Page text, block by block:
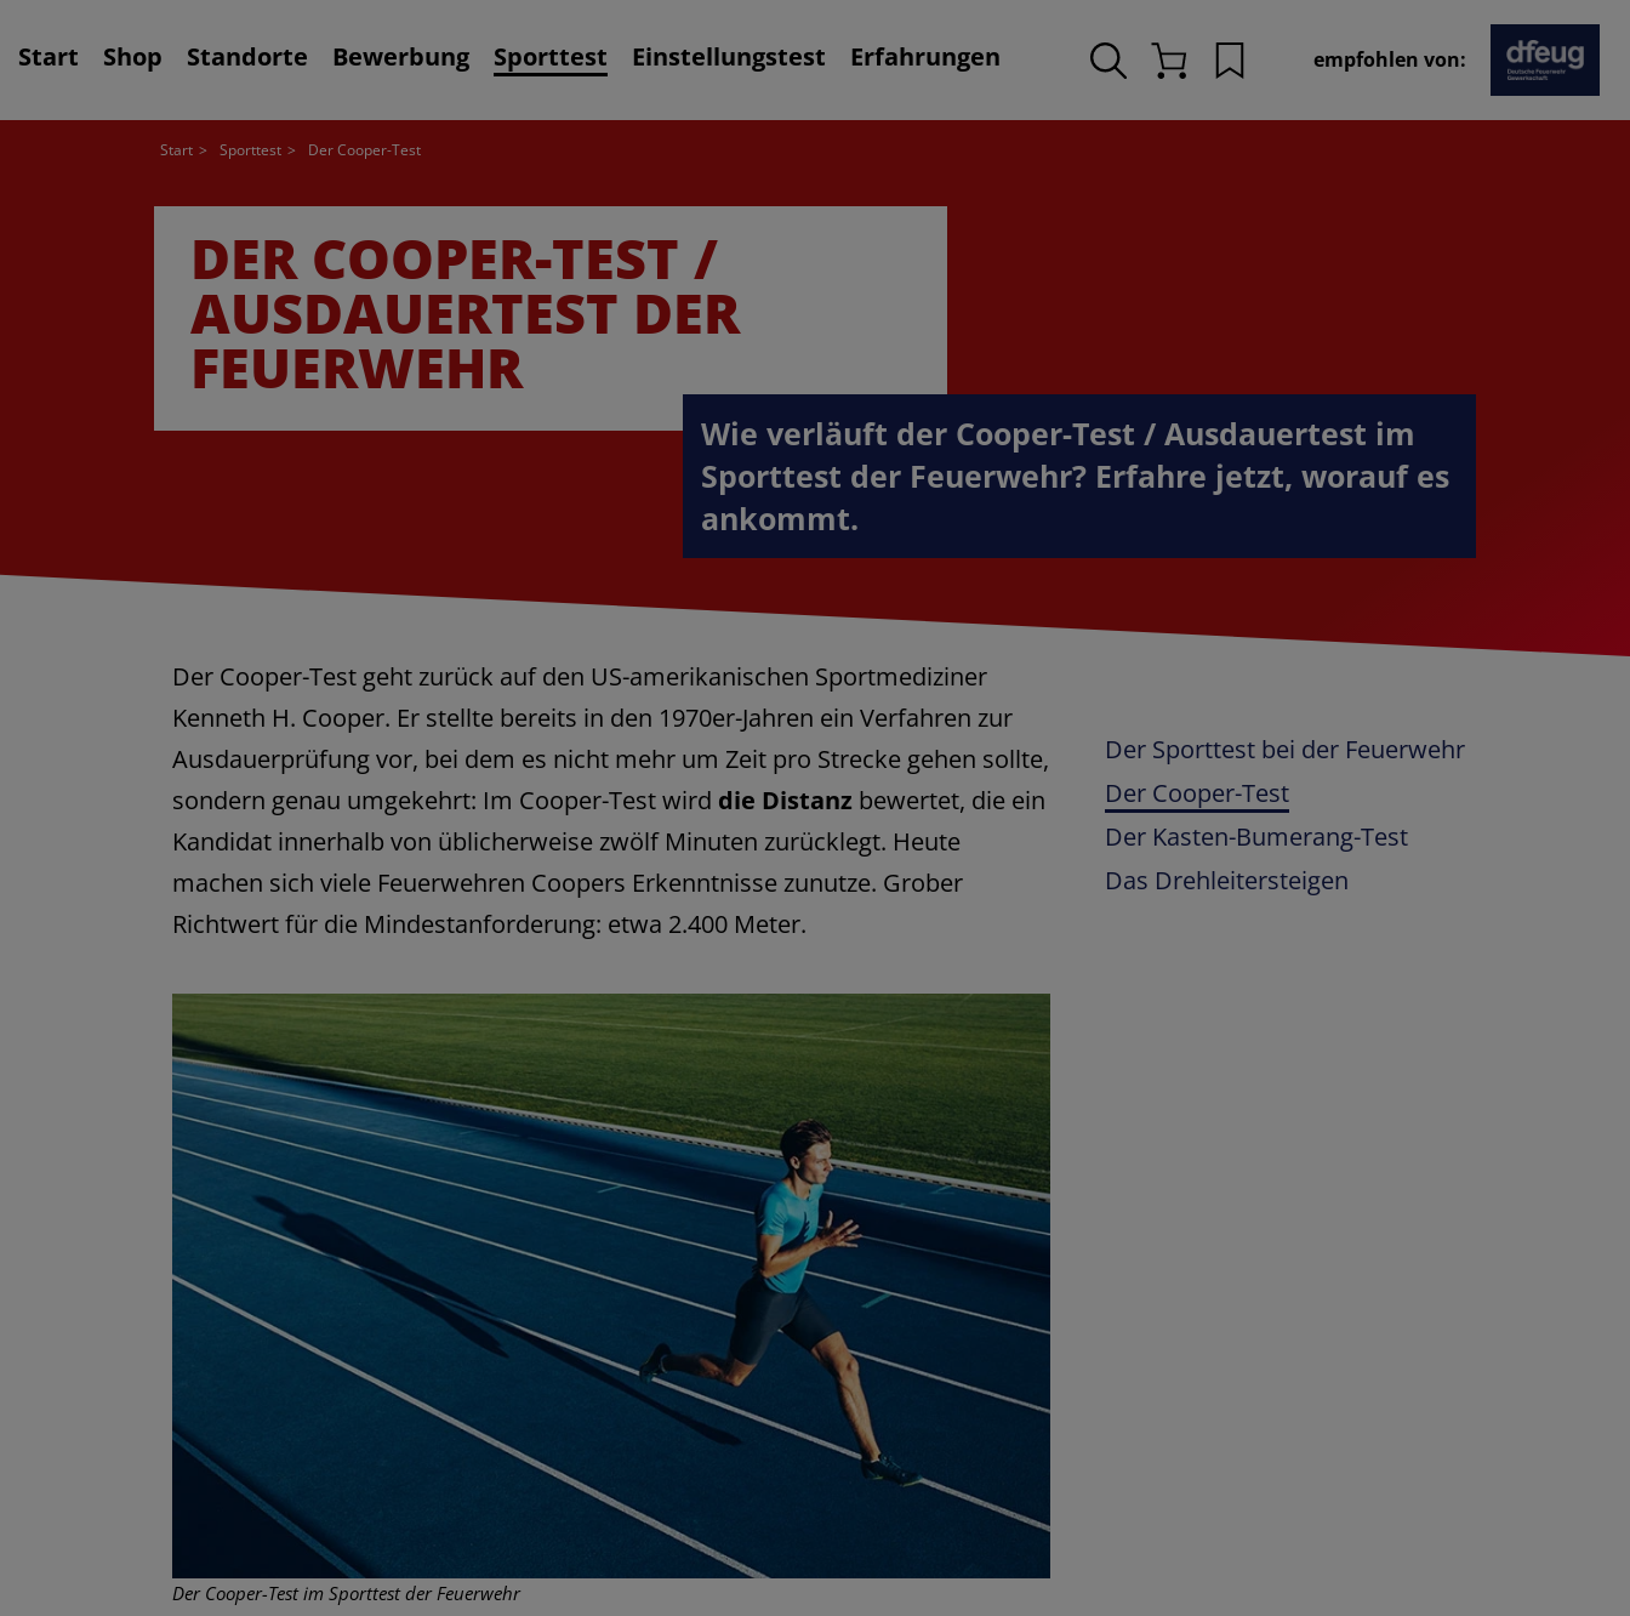
Start Shop Standorte Bewerbung Sporttest Einstellungstest
Erfahrungen
Merkliste
empfohlen von:
Start Sporttest Der Cooper-Test
DER COOPER-TEST /
AUSDAUERTEST DER
FEUERWEHR
Wie verläuft der Cooper-Test / Ausdauertest im
Sporttest der Feuerwehr? Erfahre jetzt, worauf es
ankommt.
Der Cooper-Test geht zurück auf den US-amerikanischen Sportmediziner
Kenneth H. Cooper. Er stellte bereits in den 1970er-Jahren ein Verfahren zur
Ausdauerprüfung vor, bei dem es nicht mehr um Zeit pro Strecke gehen sollte,
sondern genau umgekehrt: Im Cooper-Test wird die Distanz bewertet, die ein
Kandidat innerhalb von üblicherweise zwölf Minuten zurücklegt. Heute
machen sich viele Feuerwehren Coopers Erkenntnisse zunutze. Grober
Richtwert für die Mindestanforderung: etwa 2.400 Meter.
Der Cooper-Test im Sporttest der Feuerwehr
Der Sporttest bei der Feuerwehr
Der Cooper-Test
Der Kasten-Bumerang-Test
Das Drehleitersteigen